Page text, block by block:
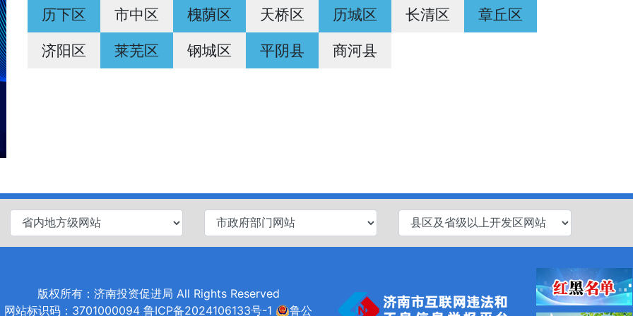
历下区 市中区 槐荫区 天桥区 历城区 长清区 章丘区
济阳区 莱芜区 钢城区 平阴县 商河县
版权所有：济南投资促进局 All Rights Reserved
网站标识码：3701000094 鲁ICP备2024106133号-1 鲁公